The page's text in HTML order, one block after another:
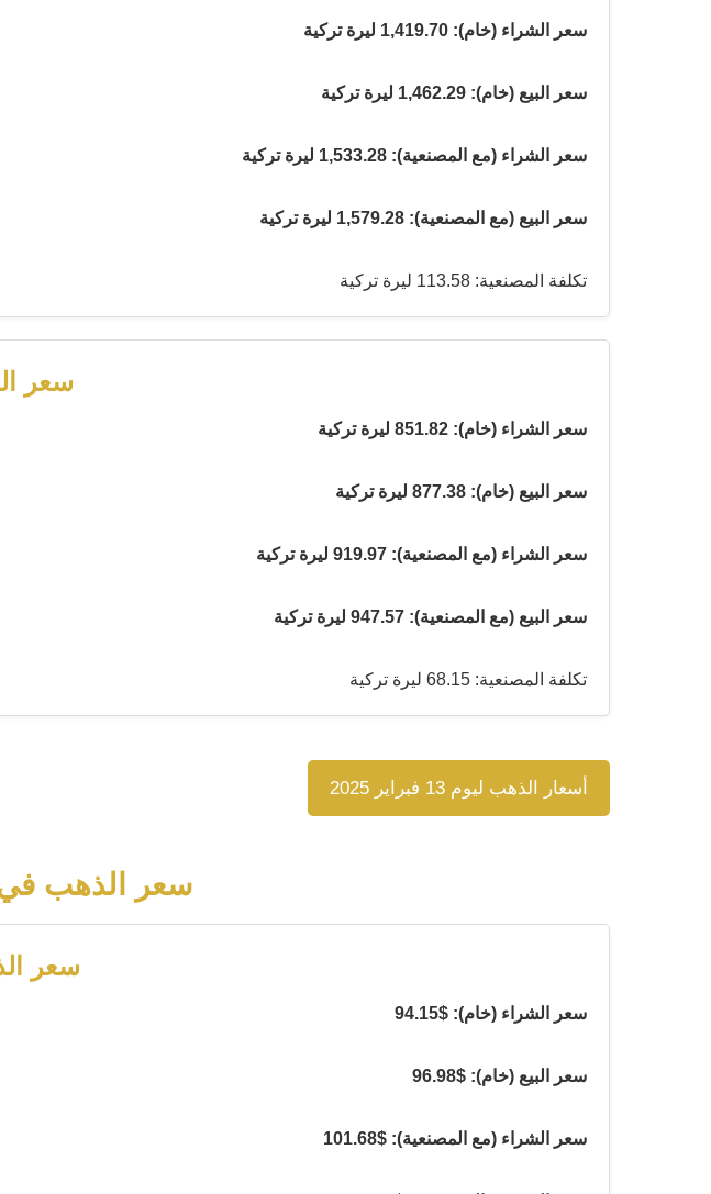
سعر الشراء (خام): 1,419.70 ليرة تركية
سعر البيع (خام): 1,462.29 ليرة تركية
سعر الشراء (مع المصنعية): 1,533.28 ليرة تركية
سعر البيع (مع المصنعية): 1,579.28 ليرة تركية
تكلفة المصنعية: 113.58 ليرة تركية
سعر
سعر الشراء (خام): 851.82 ليرة تركية
سعر البيع (خام): 877.38 ليرة تركية
سعر الشراء (مع المصنعية): 919.97 ليرة تركية
سعر البيع (مع المصنعية): 947.57 ليرة تركية
تكلفة المصنعية: 68.15 ليرة تركية
أسعار الذهب ليوم 13 فبراير 2025
سعر الذهب في
سعر
سعر الشراء (خام): $94.15
سعر البيع (خام): $96.98
سعر الشراء (مع المصنعية): $101.68